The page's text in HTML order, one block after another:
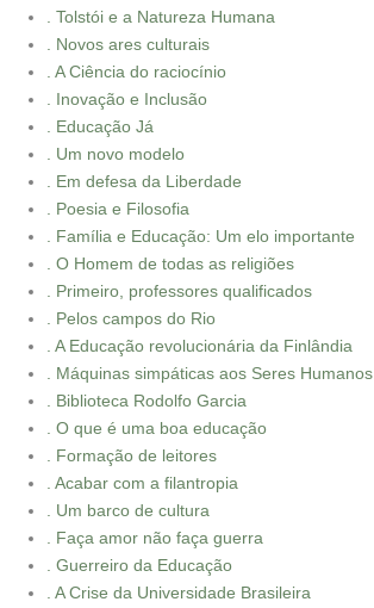
. Tolstói e a Natureza Humana
. Novos ares culturais
. A Ciência do raciocínio
. Inovação e Inclusão
. Educação Já
. Um novo modelo
. Em defesa da Liberdade
. Poesia e Filosofia
. Família e Educação: Um elo importante
. O Homem de todas as religiões
. Primeiro, professores qualificados
. Pelos campos do Rio
. A Educação revolucionária da Finlândia
. Máquinas simpáticas aos Seres Humanos
. Biblioteca Rodolfo Garcia
. O que é uma boa educação
. Formação de leitores
. Acabar com a filantropia
. Um barco de cultura
. Faça amor não faça guerra
. Guerreiro da Educação
. A Crise da Universidade Brasileira